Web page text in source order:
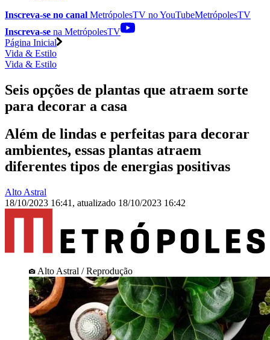
Inscreva-se no canal MetrópolesTV noYouTubeMetrópolesTV
Inscreva-se na MetrópolesTV
Página Inicial
Vida & Estilo
Vida & Estilo
Seis opções de plantas que atraem sorte
para decorar a casa
Além de lindas e perfeitas para decorar
ambientes, essas plantas atraem
diferentes tipos de energias positivas
Alto Astral
18/10/2023 16:41 , atualizado 18/10/2023 16:42
Alto Astral / Reprodução